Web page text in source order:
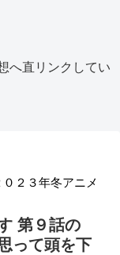
へ直リンクしてい
０２３年冬アニメ
第９話の
って頭を下